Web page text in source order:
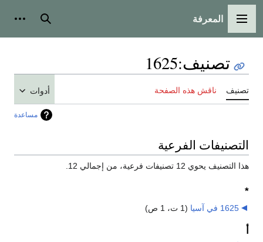
القائمة الرئيسية
المعرفة بحث
تصنيف:
1625
تصنيف ناقش هذه الصفحة أدوات
مساعدة
التصنيفات الفرعية
هذا التصنيف يحوي 12 تصنيفات فرعية، من إجمالي 12.
*
1625 في آسيا (1 ت، 1 ص)